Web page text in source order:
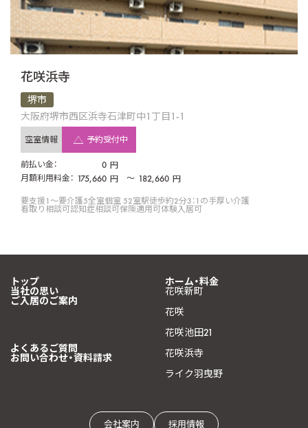
花咲浜寺
堺市
大阪府堺市西区浜寺石津町中1丁目1-1
空室情報 予約受付中
前払い金： 0 円
月額利用料金： 175,660 円 〜 182,660 円
要支援1〜要介護5全室個室 52室駅徒歩約2分3：1の手厚い介護
看取り相談可認知症相談可保険適用可体験入居可
トップ
当社の思い
ご入居のご案内
ホーム・料金
花咲新町
花咲
花咲池田21
花咲浜寺
ライク羽曳野
よくあるご質問
お問い合わせ・資料請求
会社案内 採用情報